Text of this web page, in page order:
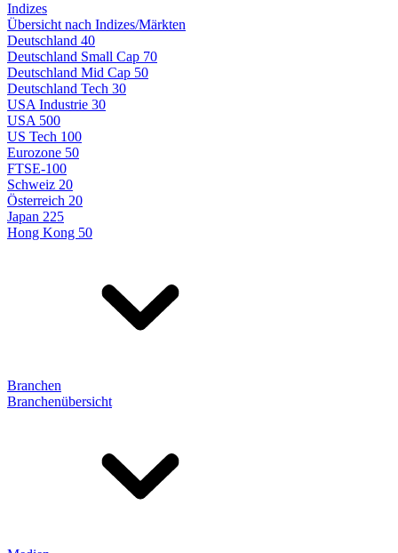
Indizes
Übersicht nach Indizes/Märkten
Deutschland 40
Deutschland Small Cap 70
Deutschland Mid Cap 50
Deutschland Tech 30
USA Industrie 30
USA 500
US Tech 100
Eurozone 50
FTSE-100
Schweiz 20
Österreich 20
Japan 225
Hong Kong 50
Branchen
Branchenübersicht